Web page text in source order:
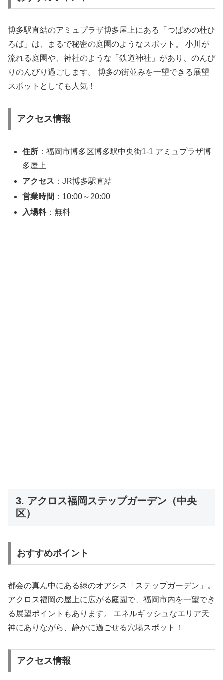
博多駅直結のアミュプラザ博多屋上にある「つばめの杜ひ
ろば」は、まるで秘密の庭園のようなスポット。 小川が
流れる庭園や、神社のような「鉄道神社」があり、のんび
りのんびり過ごします。 博多の街並みを一望できる展望
スポットとしても人気！
アクセス情報
住所 ：福岡市博多区博多駅中央街1-1 アミュプラザ博
多屋上
アクセス ：JR博多駅直結
営業時間 ：10:00～20:00
入場料：無料
3. アクロス福岡ステップガーデン（中央
区）
おすすめポイント
都会の真ん中にある緑のオアシス「ステップガーデン」。
アクロス福岡の屋上に広がる庭園で、福岡市内を一望でき
る展望ポイントもあります。 エネルギッシュなエリア天
神にありながら、静かに過ごせる穴場スポット！
アクセス情報